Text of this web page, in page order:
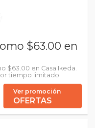
$63.00 en
$63.00 en Casa Ikeda.
tiempo limitado.
Ver promoción
OFERTAS